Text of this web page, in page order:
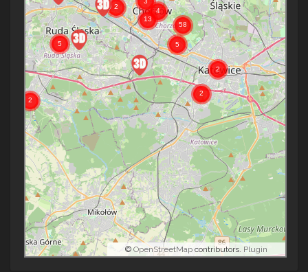
© OpenStreetMap contributors. Plugin